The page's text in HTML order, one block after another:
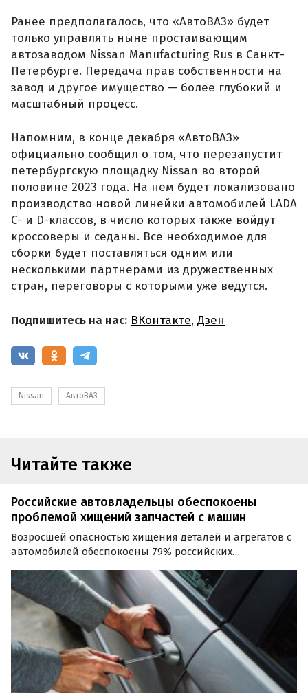
Ранее предполагалось, что «АвтоВАЗ» будет
только управлять ныне простаивающим
автозаводом Nissan Manufacturing Rus в Санкт-
Петербурге. Передача прав собственности на
завод и другое имущество — более глубокий и
масштабный процесс.
Напомним, в конце декабря «АвтоВАЗ»
официально сообщил о том, что перезапустит
петербургскую площадку Nissan во второй
половине 2023 года. На нем будет локализовано
производство новой линейки автомобилей LADA
C- и D-классов, в число которых также войдут
кроссоверы и седаны. Все необходимое для
сборки будет поставляться одним или
несколькими партнерами из дружественных
стран, переговоры с которыми уже ведутся.
Подпишитесь на нас: ВКонтакте, Дзен
Nissan АвтоВАЗ
Читайте также
Российские автовладельцы обеспокоены
проблемой хищений запчастей с машин
Возросшей опасностью хищения деталей и агрегатов с
автомобилей обеспокоены 79% российских
проблемы угона машин, а самыми угоняемыми
марками по-прежнему остаются «японцы».